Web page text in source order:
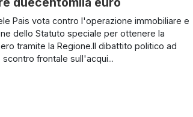
Pais vota contro l'operazione immobiliare e
dello Statuto speciale per ottenere la
tramite la Regione.Il dibattito politico ad
frontale sull'acqui...